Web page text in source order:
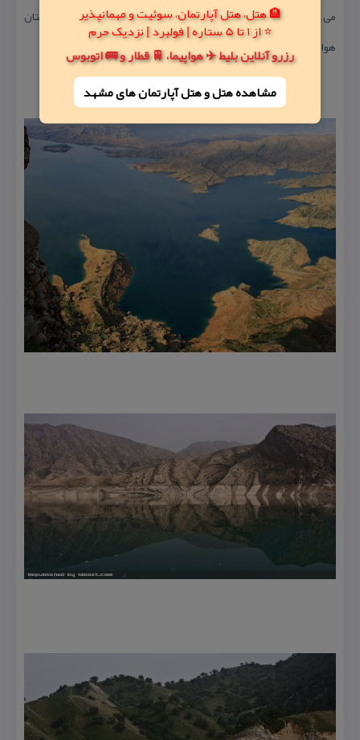
🏨 هتل، هتل آپارتمان، سوئیت و مهمانپذیر
⭐ از 1 تا 5 ستاره | فولبرد | نزدیک حرم
رزرو آنلاین بلیط ✈️ هواپیما، 🚆 قطار و 🚌 اتوبوس
مشاهده هتل و هتل‌ آپارتمان های مشهد
می وزد تابستان هوا راگرم و زمستان معتدل، و باد شمال غربی تابستان
هوا را معتدل و زمستان سرد می نماید.